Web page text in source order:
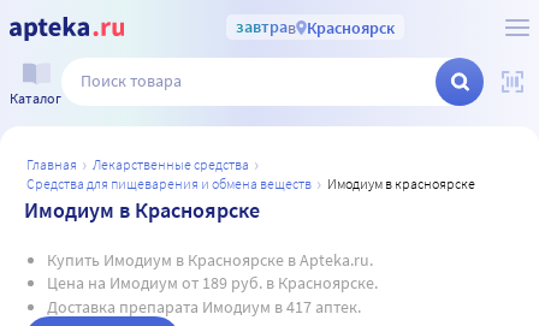
завтрав Красноярск
Каталог
главная
лекарственные средства
средства для пищеварения и обмена веществ
имодиум в красноярске
Имодиум в Красноярске
Купить Имодиум в Красноярске в Apteka.ru.
Цена на Имодиум от 189 руб. в Красноярске.
Доставка препарата Имодиум в 417 аптек.